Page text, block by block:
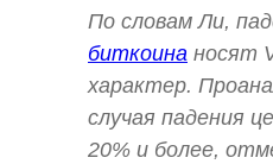
По словам Ли,
биткоина носят
характер.
случая падения
20% и более,